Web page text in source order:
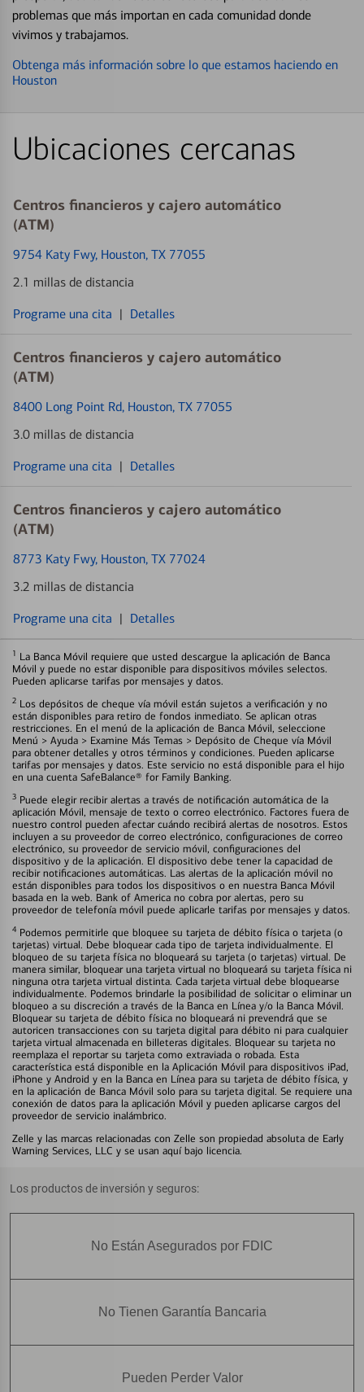
problemas que más importan en cada comunidad donde
vivimos y trabajamos.
Obtenga más información sobre lo que estamos haciendo en
Houston
Ubicaciones cercanas
Centros financieros y cajero automático
(ATM)
9754 Katy Fwy, Houston, TX 77055
2.1 millas de distancia
Programe una cita | Detalles
Centros financieros y cajero automático
(ATM)
8400 Long Point Rd, Houston, TX 77055
3.0 millas de distancia
Programe una cita | Detalles
Centros financieros y cajero automático
(ATM)
8773 Katy Fwy, Houston, TX 77024
3.2 millas de distancia
Programe una cita | Detalles
1 La Banca Móvil requiere que usted descargue la aplicación de Banca
Móvil y puede no estar disponible para dispositivos móviles selectos.
Pueden aplicarse tarifas por mensajes y datos.
2 Los depósitos de cheque vía móvil están sujetos a verificación y no
están disponibles para retiro de fondos inmediato. Se aplican otras
restricciones. En el menú de la aplicación de Banca Móvil, seleccione
Menú > Ayuda > Examine Más Temas > Depósito de Cheque vía Móvil
para obtener detalles y otros términos y condiciones. Pueden aplicarse
tarifas por mensajes y datos. Este servicio no está disponible para el hijo
en una cuenta SafeBalance® for Family Banking.
3 Puede elegir recibir alertas a través de notificación automática de la
aplicación Móvil, mensaje de texto o correo electrónico. Factores fuera de
nuestro control pueden afectar cuándo recibirá alertas de nosotros. Estos
incluyen a su proveedor de correo electrónico, configuraciones de correo
electrónico, su proveedor de servicio móvil, configuraciones del
dispositivo y de la aplicación. El dispositivo debe tener la capacidad de
recibir notificaciones automáticas. Las alertas de la aplicación móvil no
están disponibles para todos los dispositivos o en nuestra Banca Móvil
basada en la web. Bank of America no cobra por alertas, pero su
proveedor de telefonía móvil puede aplicarle tarifas por mensajes y datos.
4 Podemos permitirle que bloquee su tarjeta de débito física o tarjeta (o
tarjetas) virtual. Debe bloquear cada tipo de tarjeta individualmente. El
bloqueo de su tarjeta física no bloqueará su tarjeta (o tarjetas) virtual. De
manera similar, bloquear una tarjeta virtual no bloqueará su tarjeta física ni
ninguna otra tarjeta virtual distinta. Cada tarjeta virtual debe bloquearse
individualmente. Podemos brindarle la posibilidad de solicitar o eliminar un
bloqueo a su discreción a través de la Banca en Línea y/o la Banca Móvil.
Bloquear su tarjeta de débito física no bloqueará ni prevendrá que se
autoricen transacciones con su tarjeta digital para débito ni para cualquier
tarjeta virtual almacenada en billeteras digitales. Bloquear su tarjeta no
reemplaza el reportar su tarjeta como extraviada o robada. Esta
característica está disponible en la Aplicación Móvil para dispositivos iPad,
iPhone y Android y en la Banca en Línea para su tarjeta de débito física, y
en la aplicación de Banca Móvil solo para su tarjeta digital. Se requiere una
conexión de datos para la aplicación Móvil y pueden aplicarse cargos del
proveedor de servicio inalámbrico.
Zelle y las marcas relacionadas con Zelle son propiedad absoluta de Early
Warning Services, LLC y se usan aquí bajo licencia.
Los productos de inversión y seguros:
No Están Asegurados por FDIC
No Tienen Garantía Bancaria
Pueden Perder Valor